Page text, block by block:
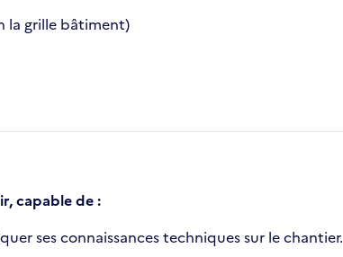
la grille bâtiment)
capable de :
ses connaissances techniques sur le chantier.